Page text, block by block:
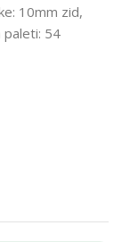
10mm zid,
paleti: 54